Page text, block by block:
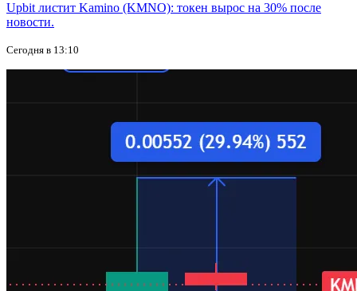
Upbit листит Kamino (KMNO): токен вырос на 30% после
новости.
Сегодня в 13:10